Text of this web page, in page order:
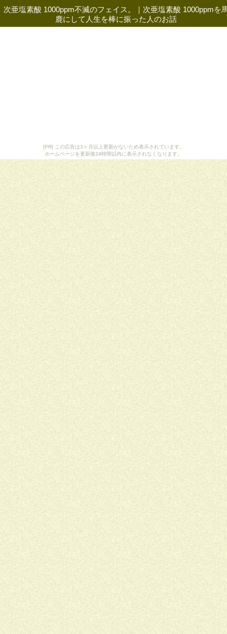
[PR] この広告は3ヶ月以上更新がないため表示されています。
ホームページを更新後24時間以内に表示されなくなります。
次亜塩素酸 1000ppm不滅のフェイス。 ｜ 次亜塩素酸 1000ppmを
鹿にして人生を棒に振った人のお話